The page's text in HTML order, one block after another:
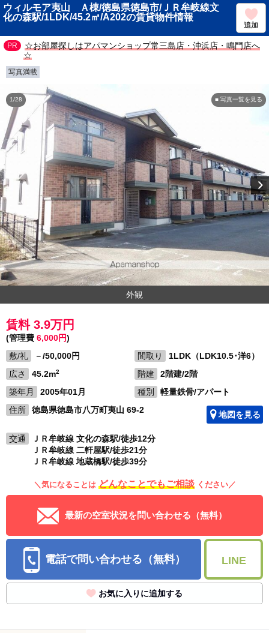
ウィルモア夷山 Ａ棟/徳島県徳島市/ＪＲ牟岐線文
化の森駅/1LDK/45.2㎡/A202の賃貸物件情報
追加
☆お部屋探しはアパマンショップ常三島店・沖浜店・鳴門店へ
☆
写真満載
■ 写真一覧を見る
1/28
外観
賃料 3.9万円
(管理費 6,000円)
敷/礼
－/50,000円 間取り
1LDK（LDK10.5･洋6）
広さ
45.2m2 階建
2階建/2階
築年月
2005年01月 種別
軽量鉄骨/アパート
住所
徳島県徳島市八万町夷山 69-2 地図を見る
交通
ＪＲ牟岐線 文化の森駅/徒歩12分
ＪＲ牟岐線 二軒屋駅/徒歩21分
ＪＲ牟岐線 地蔵橋駅/徒歩39分
＼気になることは どんなことでもご相談 ください／
最新の空室状況を問い合わせる（無料）
電話で問い合わせる（無料） LINE
お気に入りに追加する